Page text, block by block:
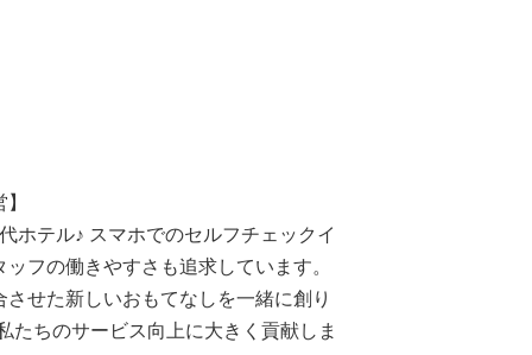
ホテル♪ スマホでのセルフチェックイ
フの働きやすさも追求しています。
せた新しいおもてなしを一緒に創り
ちのサービス向上に大きく貢献しま